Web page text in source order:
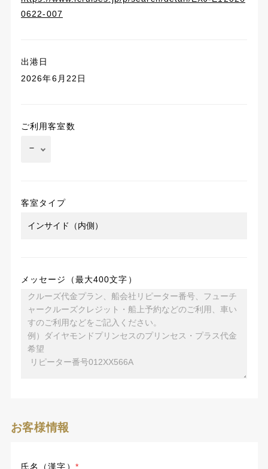
0622-007
出港日
2026年6月22日
ご利用客室数
客室タイプ
メッセージ（最大400文字）
お客様情報
氏名（漢字） *